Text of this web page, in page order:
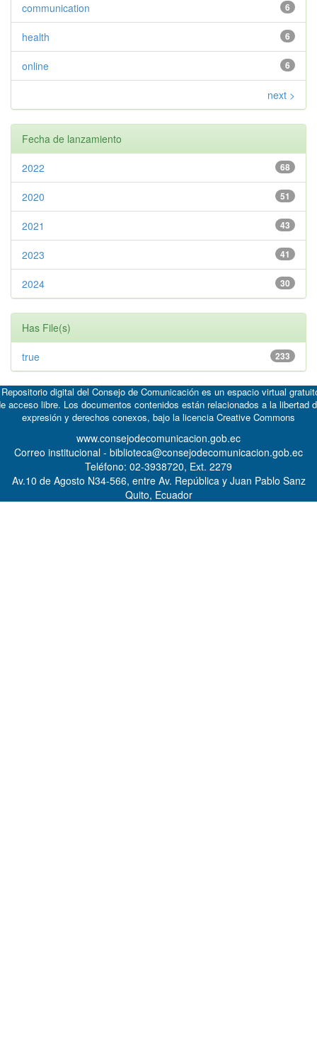
6
communication
6
health
6
online
next >
Fecha de lanzamiento
68
2022
51
2020
43
2021
41
2023
30
2024
Has File(s)
233
true
digital del Consejo de Comunicación es un espacio virtual
acceso libre. Los documentos contenidos están relacionados a la libertad
expresión y derechos conexos, bajo la licencia Creative Commons
www.consejodecomunicacion.gob.ec
Correo institucional - biblioteca@consejodecomunicacion.gob.ec
Teléfono: 02-3938720, Ext. 2279
Av.10 de Agosto N34-566, entre Av. República y Juan Pablo Sanz
Quito, Ecuador